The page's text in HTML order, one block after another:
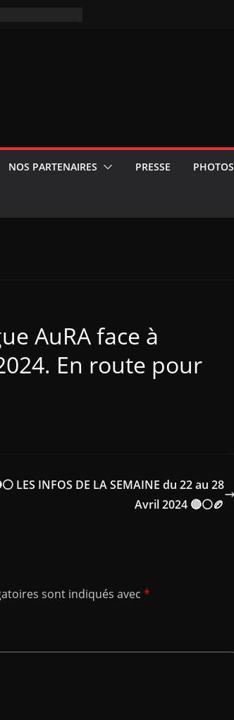
NOS PARTENAIRES PRESSE PHOTOS
AuRA face à
En route pour
LES INFOS DE LA SEMAINE du 22 au 28
Avril 2024 🔴⚪🏉
sont indiqués avec *